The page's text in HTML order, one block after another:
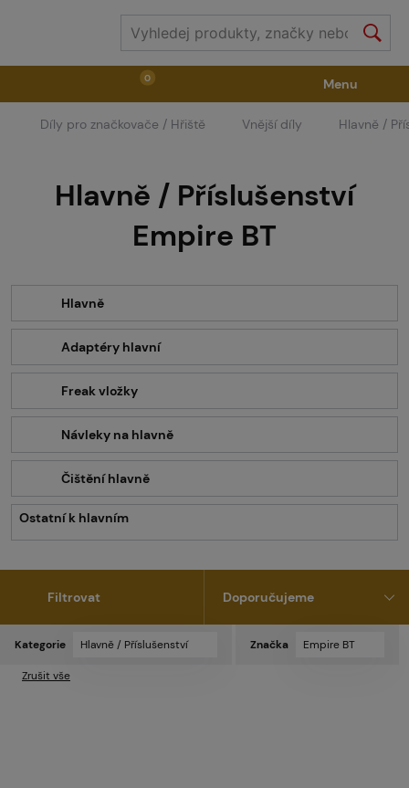
0
Zbraně Příslušenství ke zbraním Výstroj
Masky Vzduch / CO2
Pyrotechnika II. Jakost GRINDS
Menu
Díly pro značkovače / Hřiště Vnější díly Hlavně /
Hlavně / Příslušenství
Empire BT
Hlavně
Adaptéry hlavní
Freak vložky
Návleky na hlavně
Čištění hlavně
Ostatní k hlavním
Filtrovat
Kategorie Hlavně / Příslušenství Značka Empire BT
Zrušit vše